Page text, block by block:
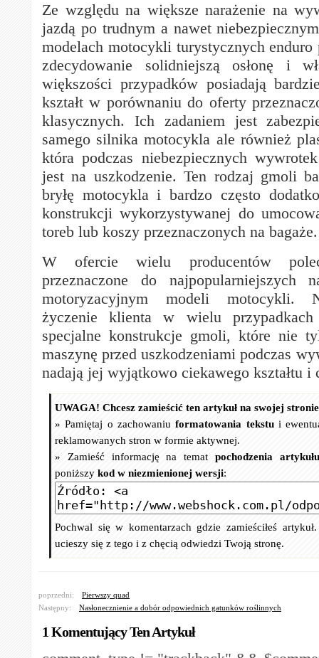
Ze względu na większe narażenie na
jazdą po trudnym a nawet
modelach motocykli turystycznych
zdecydowanie solidniejszą osłonę i
większości przypadków posiadają
kształt w porównaniu do oferty
klasycznych. Ich zadaniem jest
samego silnika motocykla ale również
która podczas niebezpiecznych
jest na uszkodzenie. Ten rodzaj gmoli
bryłę motocykla i bardzo często
konstrukcji wykorzystywanej do
toreb lub koszy przeznaczonych na bagaże.
W ofercie wielu producentów
przeznaczone do najpopularniejszych
motoryzacyjnym modeli motocykli.
życzenie klienta w wielu
specjalne konstrukcje gmoli, które nie
maszynę przed uszkodzeniami podczas
nadają jej wyjątkowo ciekawego kształtu i
UWAGA! Chcesz zamieścić ten artykuł na swojej
» Pamiętaj o zachowaniuformatowania tekstui
reklamowanych stron w formie aktywnej.
» Zamieść informację na temat pochodzenia artykułu
poniższy kod w niezmienionej wersji:
Pochwal się w komentarzach gdzie zamieściłeś
ucieszy się z tego i z chęcią odwiedzi Twoją stronę.
poprzedni:
Pierwszy quad
Następny:
Nasłonecznienie a dobór odpowiednich gatunków roślinnych
1 Komentujący Ten Artykuł